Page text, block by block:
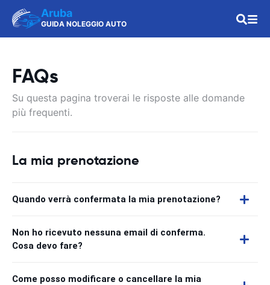
Aruba
GUIDA NOLEGGIO AUTO
FAQs
Su questa pagina troverai le risposte alle domande
più frequenti.
La mia prenotazione
Quando verrà confermata la mia prenotazione?
Non ho ricevuto nessuna email di conferma.
Cosa devo fare?
Come posso modificare o cancellare la mia